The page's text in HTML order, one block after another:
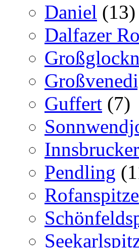
Daniel (13)
Dalfazer
Guffert (7)
Pendling
Rofanspitze